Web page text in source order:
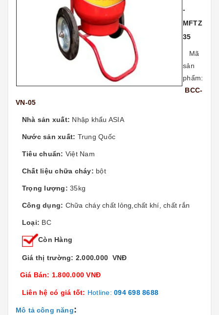
-
MFTZ
35
Mã
sản
phẩm:
BCC-
VN-05
Nhà sản xuất: Nhập khẩu ASIA
Nước sản xuất: Trung Quốc
Tiêu chuẩn: Việt Nam
Chất liệu chữa cháy: bột
Trọng lượng: 35kg
Công dụng: Chữa cháy chất lỏng,chất khí, chất rắn
Loại: BC
Còn Hàng
Giá thị trường: 2.000.000 VNĐ
Giá Bán: 1.800.000 VNĐ
Liên hệ có giá tốt: Hotline: 094 698 8688
Mô tả công năng: